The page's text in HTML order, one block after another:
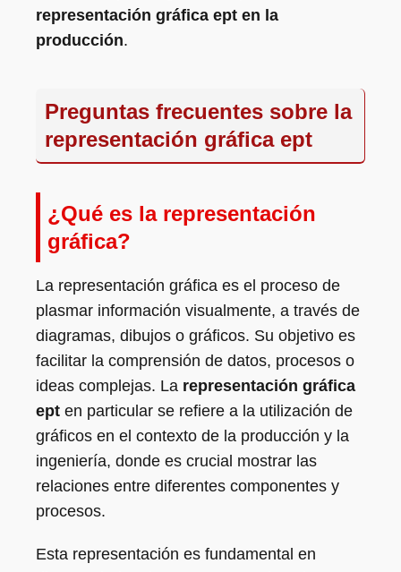
representación gráfica ept en la
producción.
Preguntas frecuentes sobre la
representación gráfica ept
¿Qué es la representación
gráfica?
La representación gráfica es el proceso de
plasmar información visualmente, a través de
diagramas, dibujos o gráficos. Su objetivo es
facilitar la comprensión de datos, procesos o
ideas complejas. La representación gráfica
ept en particular se refiere a la utilización de
gráficos en el contexto de la producción y la
ingeniería, donde es crucial mostrar las
relaciones entre diferentes componentes y
procesos.
Esta representación es fundamental en